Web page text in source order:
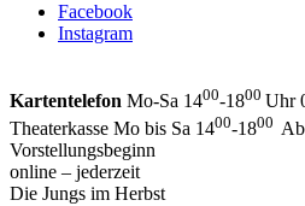
Facebook
Instagram
Kartentelefon Mo-Sa 1400-1800 Uhr
Theaterkasse Mo bis Sa 1400-1800
Vorstellungsbeginn
online – jederzeit
Die Jungs im Herbst